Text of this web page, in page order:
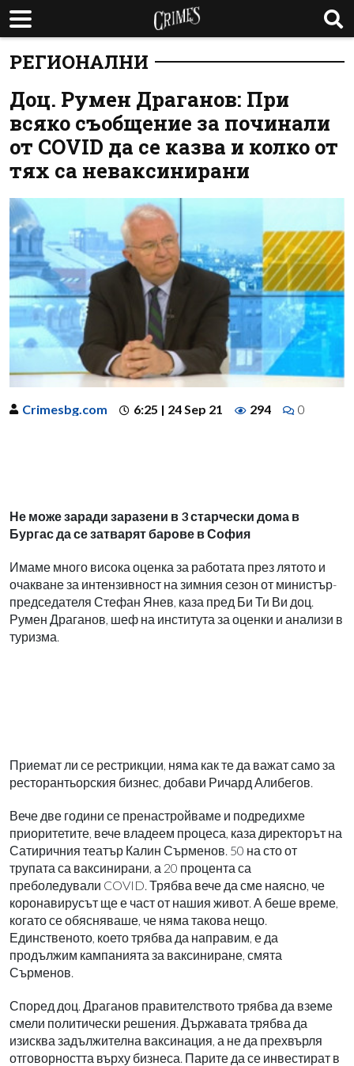
РЕГИОНАЛНИ
Доц. Румен Драганов: При
всяко съобщение за починали
от COVID да се казва и колко от
тях са неваксинирани
Crimesbg.com 6:25 | 24 Sep 21 294 0
Не може заради заразени в 3 старчески дома в
Бургас да се затварят барове в София
Имаме много висока оценка за работата през лятото и
очакване за интензивност на зимния сезон от министър-
председателя Стефан Янев, каза пред Би Ти Ви доц.
Румен Драганов, шеф на института за оценки и анализи в
туризма.
Приемат ли се рестрикции, няма как те да важат само за
ресторантьорския бизнес, добави Ричард Алибегов.
Вече две години се пренастройваме и подредихме
приоритетите, вече владеем процеса, каза директорът на
Сатиричния театър Калин Сърменов. 50 на сто от
трупата са ваксинирани, а 20 процента са
преболедували COVID. Трябва вече да сме наясно, че
коронавирусът ще е част от нашия живот. А беше време,
когато се обясняваше, че няма такова нещо.
Единственото, което трябва да направим, е да
продължим кампанията за ваксиниране, смята
Сърменов.
Според доц. Драганов правителството трябва да вземе
смели политически решения. Държавата трябва да
изисква задължителна ваксинация, а не да прехвърля
отговорността върху бизнеса. Парите да се инвестират в